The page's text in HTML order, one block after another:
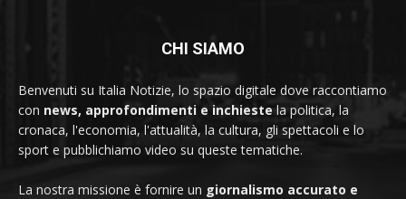
CHI SIAMO
Benvenuti su Italia Notizie, lo spazio digitale dove raccontiamo
con news, approfondimenti e inchieste la politica, la
cronaca, l'economia, l'attualità, la cultura, gli spettacoli e lo
sport e pubblichiamo video su queste tematiche.
La nostra missione è fornire un giornalismo accurato e